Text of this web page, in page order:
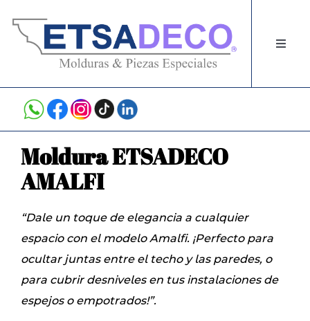
content
PRODUCTOS
INSPIRACIÓN
INSTALACION
VIDEOS
Moldura ETSADECO
AMALFI
“Dale un toque de elegancia a cualquier
espacio con el modelo Amalfi. ¡Perfecto para
ocultar juntas entre el techo y las paredes, o
para cubrir desniveles en tus instalaciones de
espejos o empotrados!”.